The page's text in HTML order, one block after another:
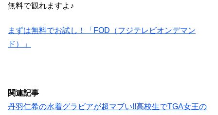
無料で観れますよ♪
まずは無料でお試し！「FOD（フジテレビオンデマン
ド）」
関連記事
丹羽仁希の水着グラビアが超マブい!!高校生でTGA女王の